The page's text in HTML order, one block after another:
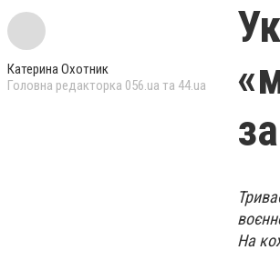
Катерина Охотник
Головна редакторка 056.ua та 44.ua
На